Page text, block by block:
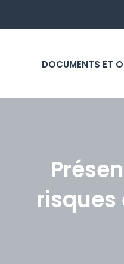
DOCUMENTS ET
risques